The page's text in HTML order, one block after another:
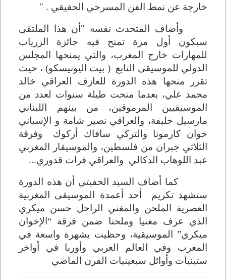
خارجة عن نمط الفن المسرحي الحقيقي . "
وأضاف المتحدث نفسه "أن هذا الملتقى
سيكون أول مرة تمنح فيه جائزة الزرياب
للمهارات خارج المغرب، والتي يمنحها المجلس
الدولي للموسيقى التابع ) بيت اليونيسكو( ، حيث
تقرر منحها هذه الدورة للعازف العراقي خالد
محمد علي، بعدما منحت طيلة سنوات لعدد من
الموسيقيين المرموقين، من بينهم اللبناني
مارسيل خليفة، والعراقي نصير شامة و الإسباني
خوان كارمونا والتركي سافاك أزكوك
وفرقة
الثلاثي جبران من فلسطين، والموسيقار المغربي
عبد اللوهاب الدكالي والعراقي فرات قدوري...
كما أضاف السيد الحفيتي أن هذه الدورة
ستشهد تكريم أحد أعمدة الموسيقى المغربية
العصرية الملحن والمغني الراحل حسن ميكري
الذي عرف مغنيا وملحنا ضمن فرقة “الإخوان
ميكري” الموسيقية، وحظيت بشهرة واسعة في
المغرب وفي العالم العربي وأوربا في أواخر
ستينيات وأوائل سبعينيات القرن الماضي